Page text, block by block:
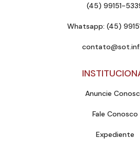
(45) 99151-
Whatsapp: (45)
Anuncie
Fale Conosco
Expediente